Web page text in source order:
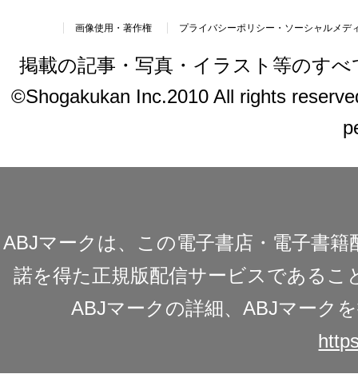
画像使用・著作権 プライバシーポリシー・ソーシャルメデ
掲載の記事・写真・イラスト等のす
©Shogakukan Inc.2010 All rights
ABJマークは、この電子書店・電子書
諾を得た正規版配信サービスであるこ
ABJマークの詳細、ABJマーク